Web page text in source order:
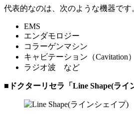
代表的なのは、次のような機器です
EMS
エンダモロジー
コラーゲンマシン
キャビテーション（Cavitation）
ラジオ波 など
■ドクターリセラ「Line Shape(ライ